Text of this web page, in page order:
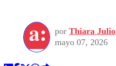
por Thiara Julio
mayo 07, 2026